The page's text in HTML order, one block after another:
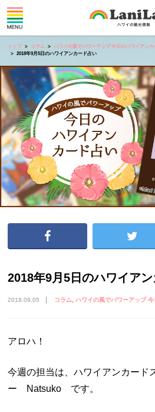
トップ コラム
ハワイの風でパワーアップ 今日のハワイアンカ
2018年9月5日のハワイアンカード占い
2018年9月5日のハワイア
2018.09.05 コラム ハワイの風でパワーアップ
アロハ！
今週の担当は、ハワイアンカード
ー Natsuko です。